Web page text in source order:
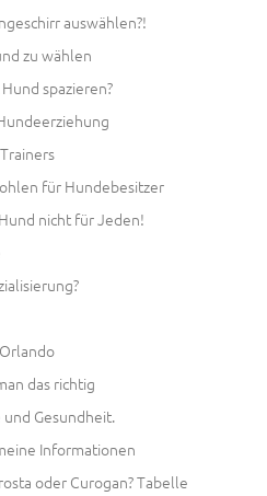
auswählen?!
zu wählen
spazieren?
für Hundebesitzer
nicht für Jeden!
das richtig
Gesundheit.
Informationen
oder Curogan? Tabelle